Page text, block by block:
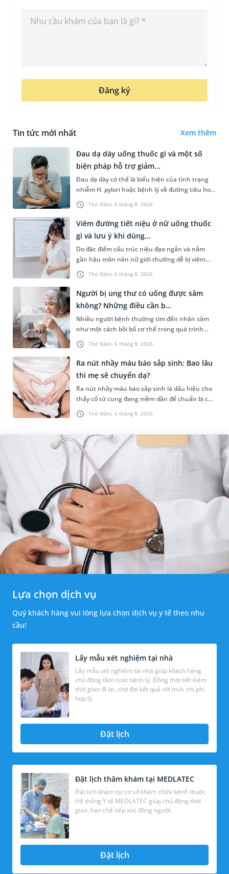
Đăng ký
Tin tức mới nhất Xem thêm
Thứ Năm, 6 tháng 8, 2026
Đau dạ dày uống thuốc gì và một số
biện pháp hỗ trợ giảm...
Đau dạ dày có thể là biểu hiện của tình trạng
nhiễm H. pylori hoặc bệnh lý về đường tiêu hoá
khác. Dựa theo nguyên nhân cụ thể, bác sĩ sẽ
cân nhắc chỉ định p...
Thứ Năm, 6 tháng 8, 2026
Viêm đường tiết niệu ở nữ uống thuốc
gì và lưu ý khi dùng...
Do đặc điểm cấu trúc niệu đạo ngắn và nằm
gần hậu môn nên nữ giới thường dễ bị viêm
đường tiết niệu hơn nam giới. Tùy theo nguyên
nhân, mức độ nhiễm trùng và...
Thứ Năm, 6 tháng 8, 2026
Người bị ung thư có uống được sâm
không? Những điều cần b...
Nhiều người bệnh thường tìm đến nhân sâm
như một cách bồi bổ cơ thể trong quá trình
điều trị ung thư. Tuy nhiên, câu hỏi người bị
ung thư có uống được sâm kh...
Thứ Năm, 6 tháng 8, 2026
Ra nút nhầy máu báo sắp sinh: Bao lâu
thì mẹ sẽ chuyển dạ?
Ra nút nhầy máu báo sắp sinh là dấu hiệu cho
thấy cổ tử cung đang mềm dần để chuẩn bị cho
quá trình sinh nở. Thế nhưng, khoảng thời
gian từ lúc xuất hiện nút...
Lựa chọn dịch vụ
Quý khách hàng vui lòng lựa chọn dịch vụ y tế theo nhu
cầu!
Lấy mẫu xét nghiệm tại nhà
Lấy mẫu xét nghiệm tại nhà giúp khách hàng
chủ động tầm soát bệnh lý. Đồng thời tiết kiệm
thời gian đi lại, chờ đợi kết quả với mức chi phí
hợp lý.
Đặt lịch
Đặt lịch thăm khám tại MEDLATEC
Đặt lịch khám tại cơ sở khám chữa bệnh thuộc
Hệ thống Y tế MEDLATEC giúp chủ động thời
gian, hạn chế tiếp xúc đông người.
Đặt lịch